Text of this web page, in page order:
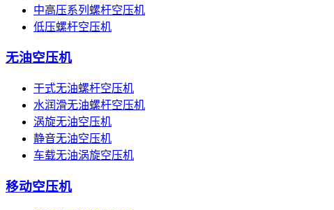
中高压系列螺杆空压机
低压螺杆空压机
无油空压机
干式无油螺杆空压机
水润滑无油螺杆空压机
涡旋无油空压机
静音无油空压机
车载无油涡旋空压机
移动空压机